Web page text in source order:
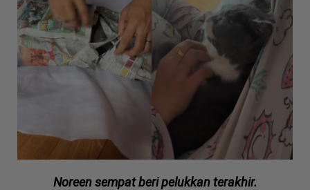
Noreen sempat beri pelukkan terakhir.